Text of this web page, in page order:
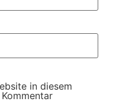
in diesem